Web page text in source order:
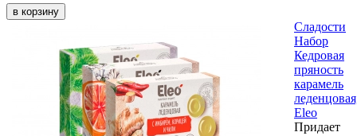
в корзину
Сладости
Набор
Кедровая
пряность
карамель
Eleo
Придает